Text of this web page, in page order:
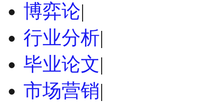
博弈论|
行业分析|
毕业论文|
市场营销|